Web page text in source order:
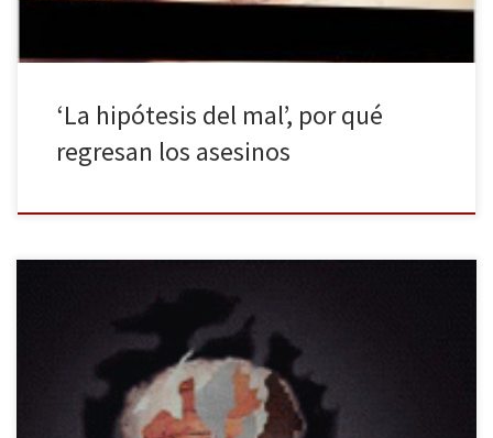
‘La hipótesis del mal’, por qué
regresan los asesinos
José G. Cordonié agarra al lector por el pescuezo desde las
primeras líneas de esta excelente y desasosegante novela y no lo
suelta hasta la última palabra. Una inquietante y deliciosa espiral
“pulp” y negra con alma de blues que no se anda con medias